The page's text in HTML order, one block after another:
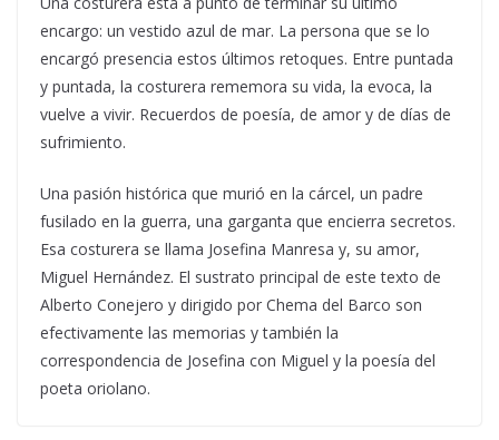
encargo: un vestido azul de mar. La persona que se lo
encargó presencia estos últimos retoques. Entre puntada
y puntada, la costurera rememora su vida, la evoca, la
vuelve a vivir. Recuerdos de poesía, de amor y de días de
sufrimiento.
Una pasión histórica que murió en la cárcel, un padre
fusilado en la guerra, una garganta que encierra secretos.
Esa costurera se llama Josefina Manresa y, su amor,
Miguel Hernández. El sustrato principal de este texto de
Alberto Conejero y dirigido por Chema del Barco son
efectivamente las memorias y también la
correspondencia de Josefina con Miguel y la poesía del
poeta oriolano.